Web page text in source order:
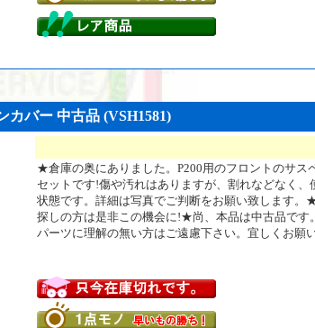
カバー 中古品 (VSH1581)
★倉庫の奥にありました。P200用のフロントのサス
セットです!傷や汚れはありますが、割れなどなく、
状態です。詳細は写真でご判断をお願い致します。
探しの方は是非この機会に!★尚、本品は中古品です
パーツに理解の無い方はご遠慮下さい。宜しくお願